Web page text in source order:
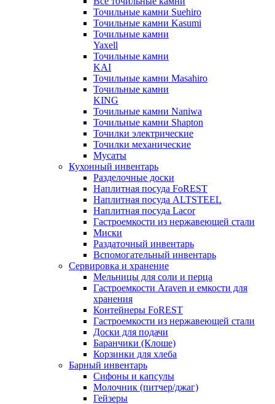
Точильные камни Suehiro
Точильные камни Kasumi
Точильные камни
Yaxell
Точильные камни
KAI
Точильные камни Masahiro
Точильные камни
KING
Точильные камни Naniwa
Точильные камни Shapton
Точилки электрические
Точилки механические
Мусаты
Кухонный инвентарь
Разделочные доски
Наплитная посуда FoREST
Наплитная посуда ALTSTEEL
Наплитная посуда Lacor
Гастроемкости из нержавеющей стали
Миски
Раздаточный инвентарь
Вспомогательный инвентарь
Сервировка и хранение
Мельницы для соли и перца
Гастроемкости Araven и емкости для
хранения
Контейнеры FoREST
Гастроемкости из нержавеющей стали
Доски для подачи
Баранчики (Клоше)
Корзинки для хлеба
Барный инвентарь
Сифоны и капсулы
Молочник (питчер/джаг)
Гейзеры